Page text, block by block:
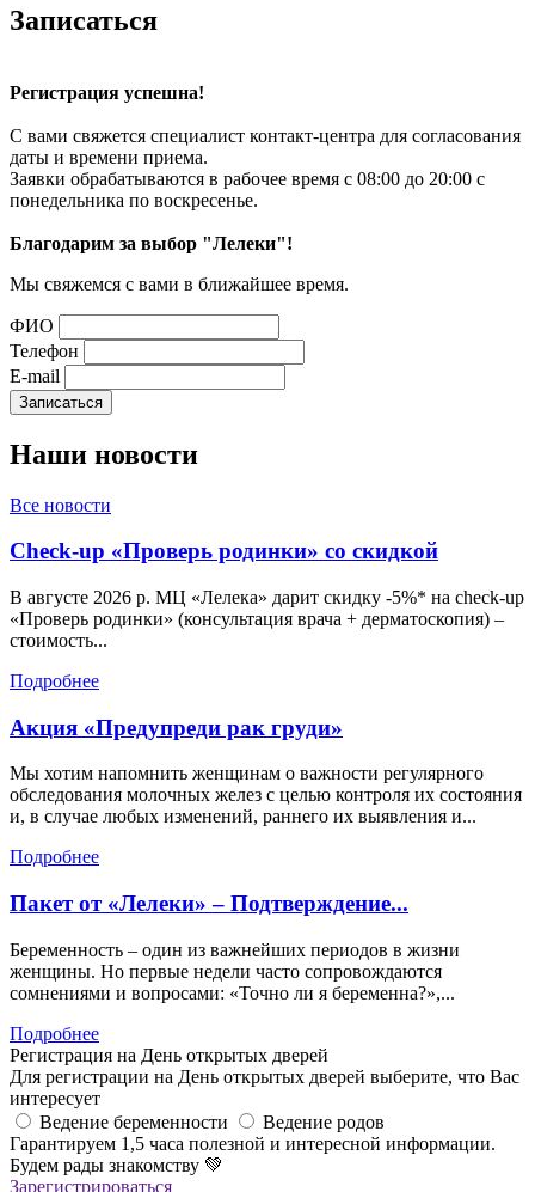
Записаться
Регистрация успешна!
С вами свяжется специалист контакт-центра для согласования
даты и времени приема.
Заявки обрабатываются в рабочее время с 08:00 до 20:00 с
понедельника по воскресенье.
Благодарим за выбор "Лелеки"!
Мы свяжемся с вами в ближайшее время.
ФИО
Телефон
E-mail
Наши новости
Все новости
Check-up «Проверь родинки» со скидкой
В августе 2026 р. МЦ «Лелека» дарит скидку -5%* на check-up
«Проверь родинки» (консультация врача + дерматоскопия) –
стоимость...
Подробнее
Акция «Предупреди рак груди»
Мы хотим напомнить женщинам о важности регулярного
обследования молочных желез с целью контроля их состояния
и, в случае любых изменений, раннего их выявления и...
Подробнее
Пакет от «Лелеки» – Подтверждение...
Беременность – один из важнейших периодов в жизни
женщины. Но первые недели часто сопровождаются
сомнениями и вопросами: «Точно ли я беременна?»,...
Подробнее
Регистрация на День открытых дверей
Для регистрации на День открытых дверей выберите, что Вас
интересует
Ведение беременности
Ведение родов
Гарантируем 1,5 часа полезной и интересной информации.
Будем рады знакомству 💚
Зарегистрироваться